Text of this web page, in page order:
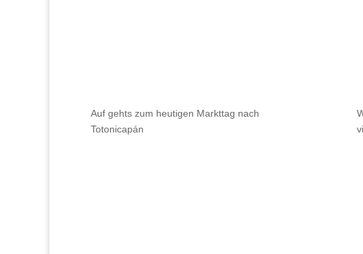
Auf gehts zum heutigen Markttag nach
Totonicapán